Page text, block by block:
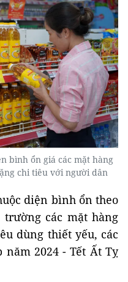
bình ổn giá các mặt hàng
chi tiêu với người dân
diện bình ổn theo
các mặt hàng
dùng thiết yếu, các
năm 2024 - Tết Ất Tỵ